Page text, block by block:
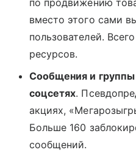
по продвижению
вместо этого сами
пользователей.
ресурсов.
Сообщения и
соцсетях.
акциях,
Больше 160
сообщений.